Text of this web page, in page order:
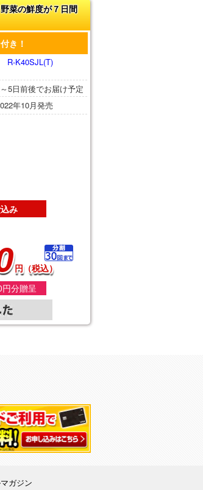
菜の鮮度が７日間
き！
K40SJL(T)
5日前後でお届け予定
年10月発売
み
円（税込）
分贈呈
ガジン